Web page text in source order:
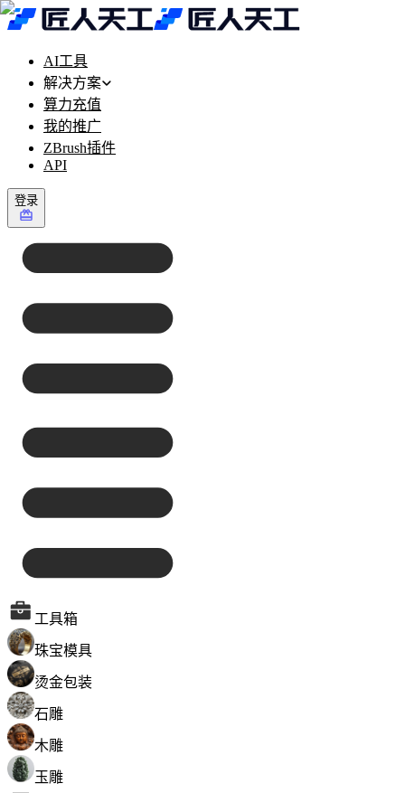
AI工具
解决方案
算力充值
我的推广
ZBrush插件
API
登录
工具箱
珠宝模具
烫金包装
石雕
木雕
玉雕